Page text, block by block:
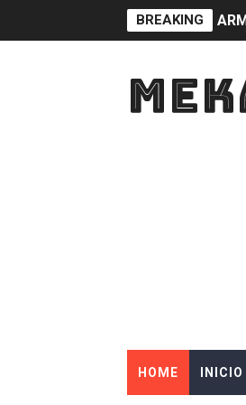
BREAKING
HOME INICIO